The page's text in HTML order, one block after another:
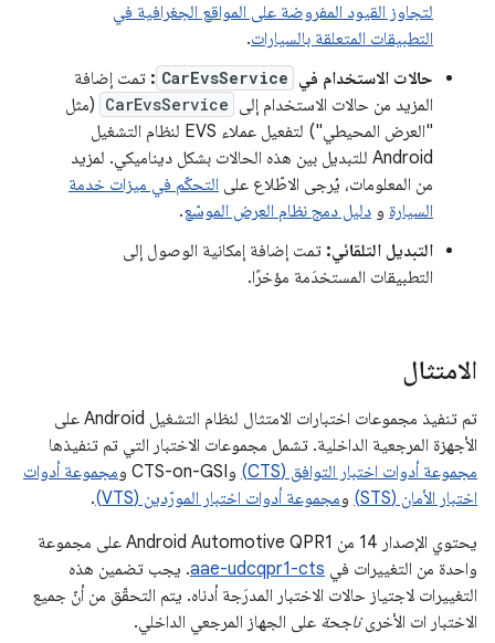
لتجاوز القيود المفروضة على المواقع الجغرافية في
التطبيقات المتعلقة بالسيارات.
حالات الاستخدام في CarEvsService
: تمت إضافة
المزيد من حالات الاستخدام إلى CarEvsService (مثل
"العرض المحيطي") لتفعيل عملاء EVS لنظام التشغيل
Android للتبديل بين هذه الحالات بشكل ديناميكي. لمزيد
من المعلومات، يُرجى الاطّلاع على التحكّم في ميزات خدمة
السيارة و دليل دمج نظام العرض الموسّع.
التبديل التلقائي: تمت إضافة إمكانية الوصول إلى
التطبيقات المستخدَمة مؤخرًا.
الامتثال
تم تنفيذ مجموعات اختبارات الامتثال لنظام التشغيل Android على
الأجهزة المرجعية الداخلية. تشمل مجموعات الاختبار التي تم تنفيذها
مجموعة أدوات اختبار التوافق (CTS)
وCTS-on-GSI و
مجموعة أدوات
اختبار الأمان (STS)
ومجموعة أدوات اختبار المورّدين (VTS)
.
يحتوي الإصدار 14 من Android Automotive QPR1 على مجموعة
واحدة من التغييرات في aae-udcqpr1-cts. يجب تضمين هذه
التغييرات لاجتياز حالات الاختبار المدرَجة أدناه. يتم التحقّق من أنّ جميع
الاختبار ات الأخرىناجحة على الجهاز المرجعي الداخلي.